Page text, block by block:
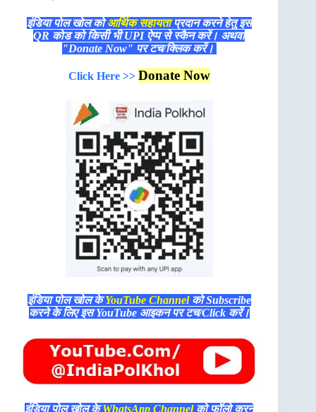
इंडिया पोल खोल कोआर्थिक सहायताप्रदान करने हेतु इस
QR कोड को किसी भी UPI ऐप्प से स्कैन करें। अथवा
"Donate Now" पर टच/क्लिक करें।
Click Here >> Donate Now
इंडिया पोल खोल केYouTube Channelको Subscribe
करने के लिए इस YouTube आइकन पर टच/Click करें।
इंडिया पोल खोल केWhatsApp Channelको फॉलो करने